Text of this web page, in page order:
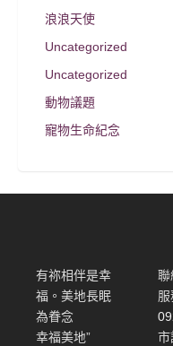
浪浪天使
Uncategorized
Uncategorized
動物議題
寵物生命紀念
有祢相伴是幸
福。美地長眠
為眷念
幸福美地”
聯
市